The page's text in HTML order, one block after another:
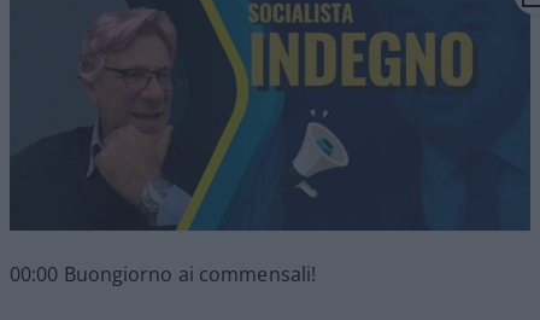
00:00 Buongiorno ai commensali!